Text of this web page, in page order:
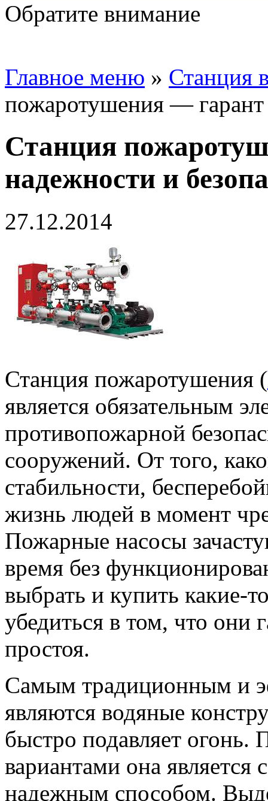
Обратите внимание
Главное меню » Станция
пожаротушения — гарант
Станция
надежности и
27.12.2014
Станция пожаротушения (
является обязательным
противопожарной
сооружений. От того,
стабильности,
жизнь людей в момент
Пожарные насосы
время без
выбрать и купить какие-
убедиться в том, что они
простоя.
Самым традиционным и
являются водяные
быстро подавляет
вариантами она
надежным способом.